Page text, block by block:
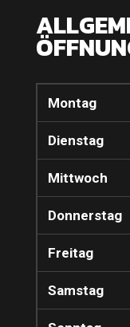
Montag
Dienstag
Mittwoch
Donnerstag
Freitag
Samstag